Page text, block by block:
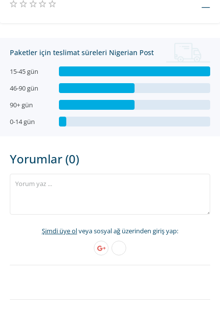
—
Paketler için teslimat süreleri Nigerian Post
15-45 gün
46-90 gün
90+ gün
0-14 gün
Yorumlar (0)
Şimdi üye olveya sosyal ağ üzerinden giriş yap: